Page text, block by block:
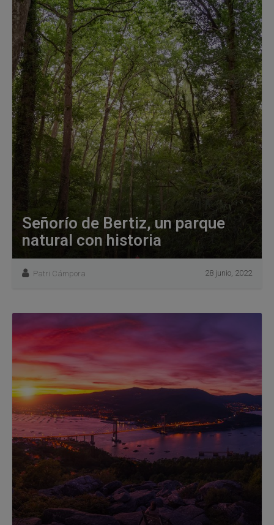
Señorío de Bertiz, un parque
natural con historia
Patri Cámpora 28 junio, 2022